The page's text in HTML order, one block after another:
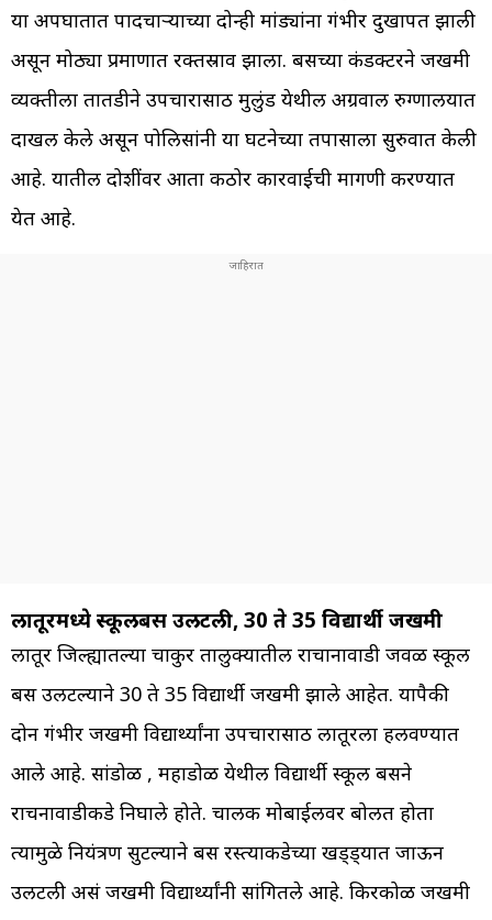
या अपघातात पादचाऱ्याच्या दोन्ही मांड्यांना गंभीर दुखापत झाली
असून मोठ्या प्रमाणात रक्तस्राव झाला. बसच्या कंडक्टरने जखमी
व्यक्तीला तातडीने उपचारासाठी मुलुंड येथील अग्रवाल रुग्णालयात
दाखल केले असून पोलिसांनी या घटनेच्या तपासाला सुरुवात केली
आहे. यातील दोशींवर आता कठोर कारवाईची मागणी करण्यात
येत आहे.
लातूरमध्ये स्कूलबस उलटली, 30 ते 35 विद्यार्थी जखमी
लातूर जिल्ह्यातल्या चाकुर तालुक्यातील राचानावाडी जवळ स्कूल
बस उलटल्याने 30 ते 35 विद्यार्थी जखमी झाले आहेत. यापैकी
दोन गंभीर जखमी विद्यार्थ्यांना उपचारासाठी लातूरला हलवण्यात
आले आहे. सांडोळ , महाडोळ येथील विद्यार्थी स्कूल बसने
राचनावाडीकडे निघाले होते. चालक मोबाईलवर बोलत होता
त्यामुळे नियंत्रण सुटल्याने बस रस्त्याकडेच्या खड्ड्यात जाऊन
उलटली असं जखमी विद्यार्थ्यांनी सांगितले आहे. किरकोळ जखमी